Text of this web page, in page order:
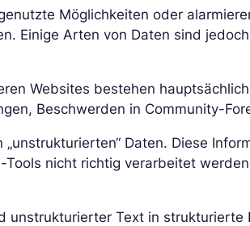
Möglichkeiten oder
Einige Arten von Daten sind
Websites bestehen
Beschwerden in Community-
Daten. Diese
nicht richtig verarbeitet
unstrukturierter Text in strukturierte